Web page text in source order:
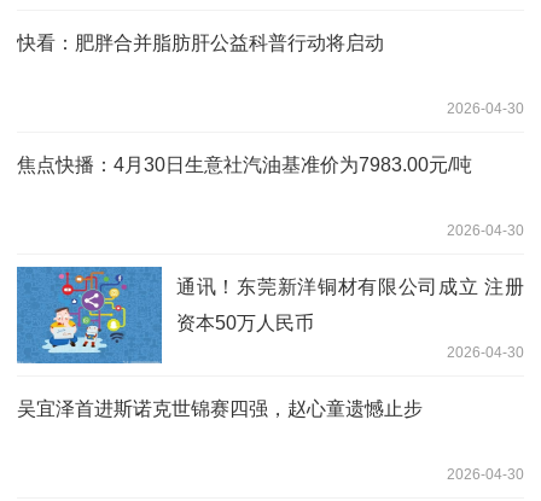
快看：肥胖合并脂肪肝公益科普行动将启动
2026-04-30
焦点快播：4月30日生意社汽油基准价为7983.00元/吨
2026-04-30
通讯！东莞新洋铜材有限公司成立 注册
资本50万人民币
2026-04-30
吴宜泽首进斯诺克世锦赛四强，赵心童遗憾止步
2026-04-30